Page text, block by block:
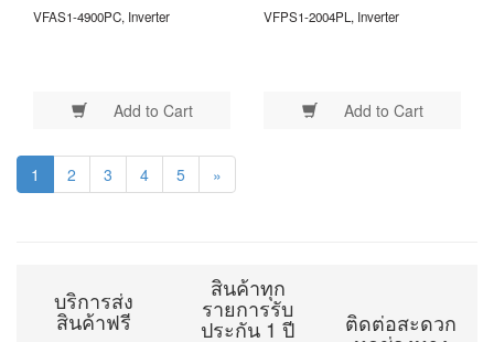
VFAS1-4900PC, Inverter
Add to Cart
VFPS1-2004PL, Inverter
Add to Cart
1 2 3 4 5 »
บริการส่ง
สินค้าฟรี
สินค้าทุก
รายการรับ
ประกัน 1 ปี ติดต่อสะดวก